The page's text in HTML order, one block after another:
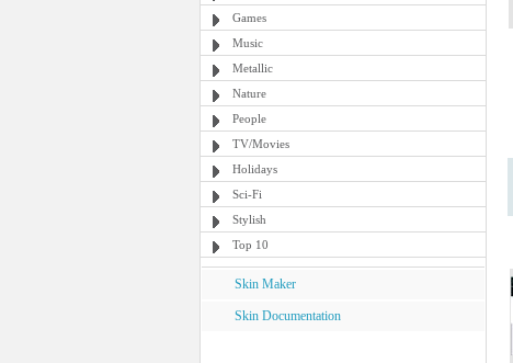
Games
Music
Metallic
Nature
People
TV/Movies
Holidays
Sci-Fi
Stylish
Top 10
Skin Maker
Skin Documentation